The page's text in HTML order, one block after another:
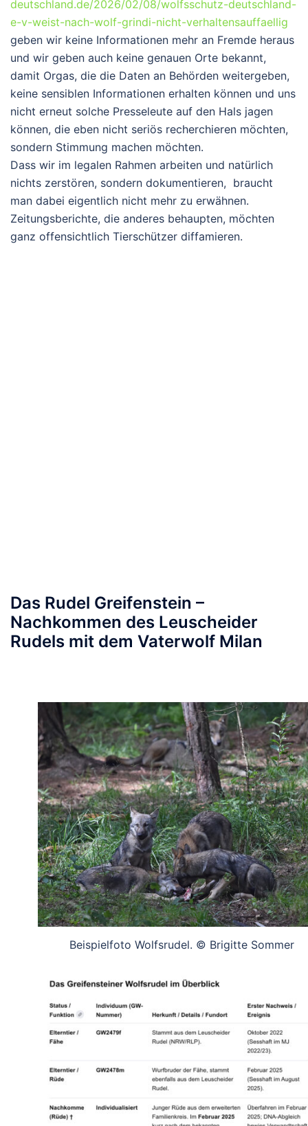
deutschland.de/2026/02/08/wolfsschutz-deutschland-
e-v-weist-nach-wolf-grindi-nicht-verhaltensauffaellig
geben wir keine Informationen mehr an Fremde heraus
und wir geben auch keine genauen Orte bekannt,
damit Orgas, die die Daten an Behörden weitergeben,
keine sensiblen Informationen erhalten können und uns
nicht erneut solche Presseleute auf den Hals jagen
können, die eben nicht seriös recherchieren möchten,
sondern Stimmung machen möchten.
Dass wir im legalen Rahmen arbeiten und natürlich
nichts zerstören, sondern dokumentieren, braucht
man dabei eigentlich nicht mehr zu erwähnen.
Zeitungsberichte, die anderes behaupten, möchten
ganz offensichtlich Tierschützer diffamieren.
Das Rudel Greifenstein –
Nachkommen des Leuscheider
Rudels mit dem Vaterwolf Milan
Beispielfoto Wolfsrudel. © Brigitte Sommer